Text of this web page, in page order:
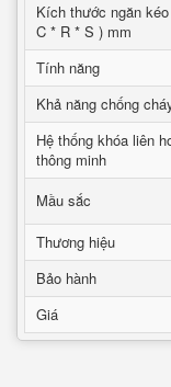
Kích thước ngăn
C * R * S ) mm
Tính năng
Khả năng chống
Hệ thống khóa liên
thông minh
Mầu sắc
Thương hiệu
Bảo hành
Giá